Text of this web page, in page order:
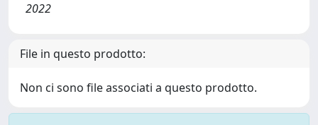
2022
File in questo prodotto:
Non ci sono file associati a questo prodotto.